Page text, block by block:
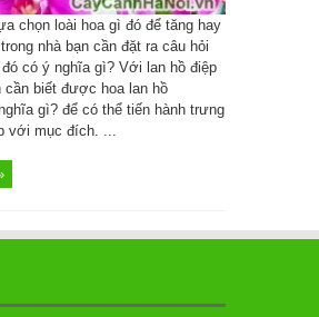
chọn loài hoa gì đó để tăng hay
nhà bạn cần đặt ra câu hỏi
có ý nghĩa gì? Với lan hồ điệp
cần biết được hoa lan hồ
gì? để có thể tiến hành trưng
với mục đích. ...